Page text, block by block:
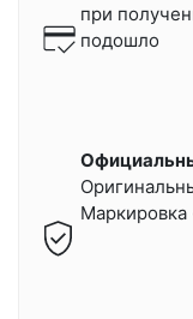
при
подошло
Маркировка